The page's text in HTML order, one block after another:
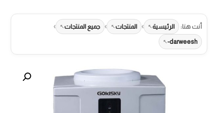
أنت هنا: الرئيسية › المنتجات › جميع المنتجات ›
darweesh-